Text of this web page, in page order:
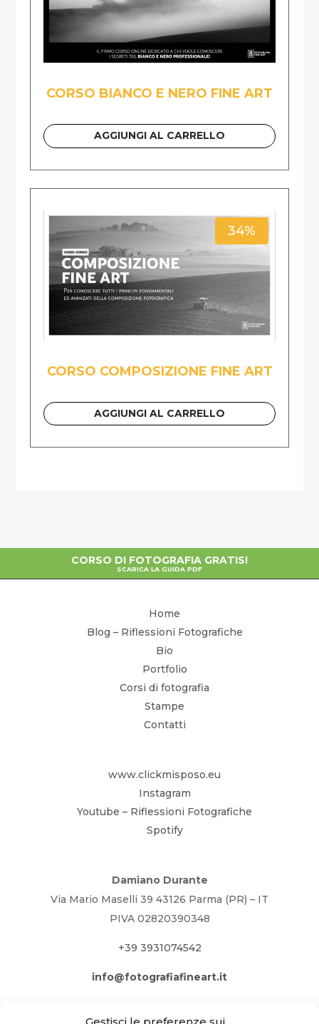
CORSO BIANCO E NERO FINE ART
AGGIUNGI AL CARRELLO
34%
CORSO COMPOSIZIONE FINE ART
AGGIUNGI AL CARRELLO
CORSO DI FOTOGRAFIA GRATIS!
SCARICA LA GUIDA PDF
Home
Blog – Riflessioni Fotografiche
Bio
Portfolio
Corsi di fotografia
Stampe
Contatti
www.clickmisposo.eu
Instagram
Youtube – Riflessioni Fotografiche
Spotify
Damiano Durante
Via Mario Maselli 39 43126 Parma (PR) – IT
PIVA 02820390348
+39 3931074542
info@fotografiafineart.it